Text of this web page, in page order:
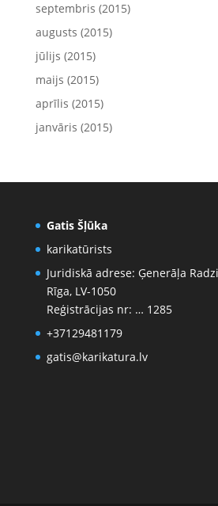
septembris (2015)
augusts (2015)
jūlijs (2015)
maijs (2015)
aprīlis (2015)
janvāris (2015)
Gatis Šļūka
karikatūrists
Juridiskā adrese: Ģenerāļa
Rīga, LV-1050
Reģistrācijas nr: … 1285
+37129481179
gatis@karikatura.lv